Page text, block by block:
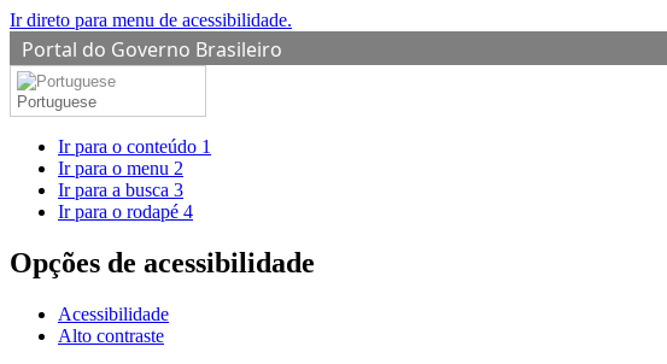
Ir direto para menu de acessibilidade.
Portal do Governo Brasileiro
Portuguese
Ir para o conteúdo 1
Ir para o menu 2
Ir para a busca 3
Ir para o rodapé 4
Opções de acessibilidade
Acessibilidade
Alto contraste